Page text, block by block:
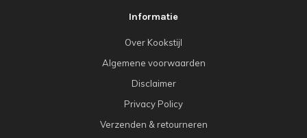
Informatie
Over Kookstijl
Algemene voorwaarden
Disclaimer
Privacy Policy
Verzenden & retourneren